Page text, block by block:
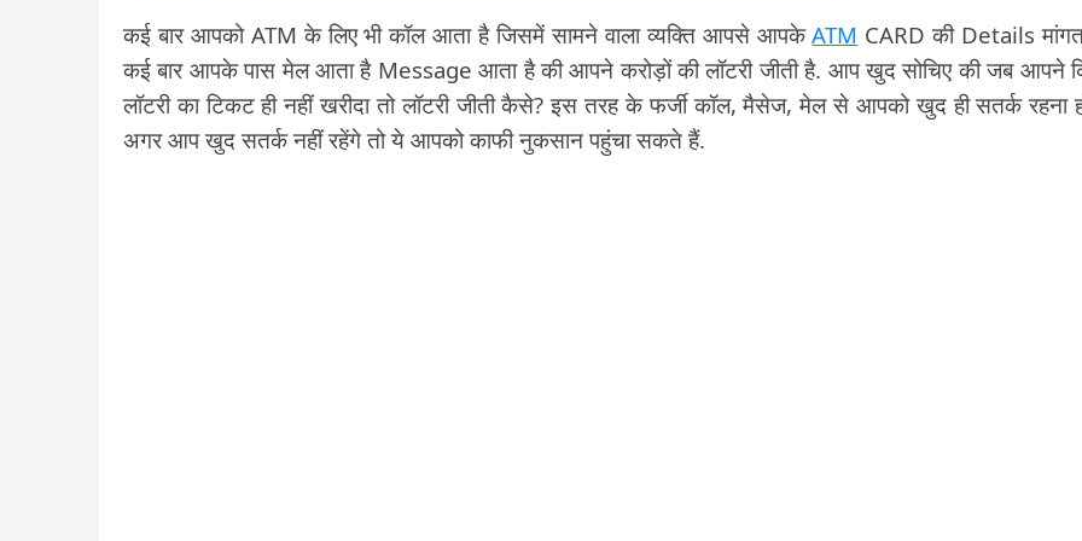
कई बार आपको ATM के लिए भी कॉल आता है जिसमें सामने वाला व्यक्ति आपसे आपकेATM CARD की Details
कई बार आपके पास मेल आता है Message आता है की आपने करोड़ों की लॉटरी जीती है. आप खुद सोचिए की जब आपने
लॉटरी का टिकट ही नहीं खरीदा तो लॉटरी जीती कैसे? इस तरह के फर्जी कॉल, मैसेज, मेल से आपको खुद ही सतर्क रहना
अगर आप खुद सतर्क नहीं रहेंगे तो ये आपको काफी नुकसान पहुंचा सकते हैं.